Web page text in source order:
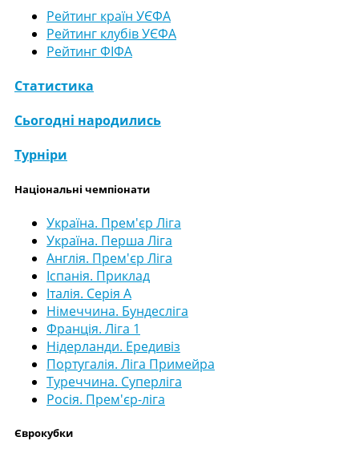
Рейтинг країн УЄФА
Рейтинг клубів УЄФА
Рейтинг ФІФА
Статистика
Сьогодні народились
Турніри
Національні чемпіонати
Україна. Прем'єр Ліга
Україна. Перша Ліга
Англія. Прем'єр Ліга
Іспанія. Приклад
Італія. Серія А
Німеччина. Бундесліга
Франція. Ліга 1
Нідерланди. Ередивіз
Португалія. Ліга Примейра
Туреччина. Суперліга
Росія. Прем'єр-ліга
Єврокубки